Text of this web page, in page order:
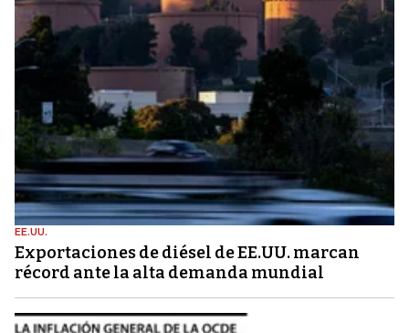
EE.UU.
Exportaciones de diésel de EE.UU. marcan
récord ante la alta demanda mundial